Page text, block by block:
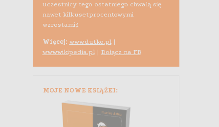
uczestnicy tego ostatniego chwalą się
nawet kilkusetprocentowymi
wzrostami;).
Więcej: www.dutko.pl|
www.wikipedia.pl| Dołącz na FB
MOJE NOWE KSIĄŻKI: